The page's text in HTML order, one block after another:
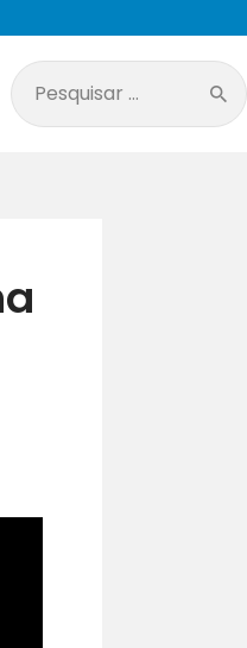
Pesquisar
por: